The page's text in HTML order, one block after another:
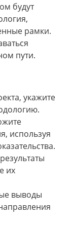
будут
рамки.
пути.
укажите
используя
их
выводы